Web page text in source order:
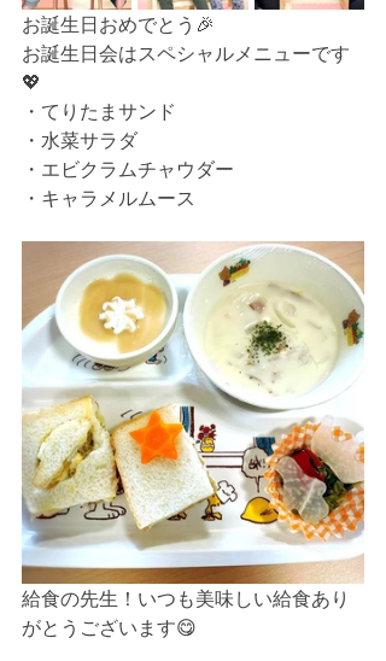
お誕生日おめでとう🎉
お誕生日会はスペシャルメニューです
💖
・てりたまサンド
・水菜サラダ
・エビクラムチャウダー
・キャラメルムース
給食の先生！いつも美味しい給食あり
がとうございます😋